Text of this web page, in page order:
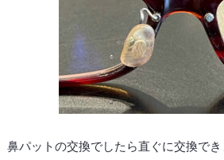
鼻パットの交換でしたら直ぐに交換でき